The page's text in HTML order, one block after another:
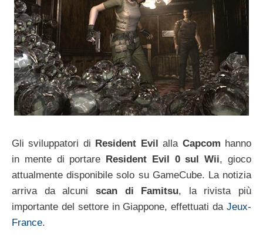
Gli sviluppatori di Resident Evil alla Capcom hanno
in mente di portare Resident Evil 0 sul Wii, gioco
attualmente disponibile solo su GameCube. La notizia
arriva da alcuni scan di Famitsu, la rivista più
importante del settore in Giappone, effettuati da Jeux-
France.